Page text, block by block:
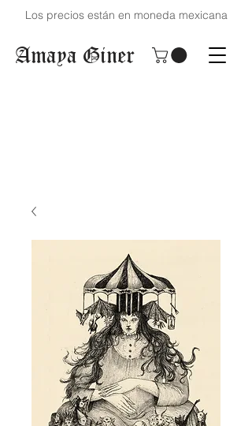
Los precios están en moneda mexicana
Amaya Giner